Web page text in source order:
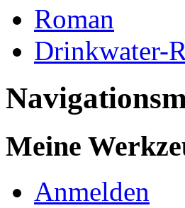
Roman
Drinkwater-
Meine
Anmelden